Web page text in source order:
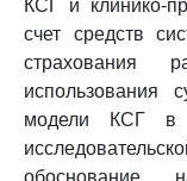
КСГ и клинико-
счет средств
страхования
использования
модели КСГ в
обоснование